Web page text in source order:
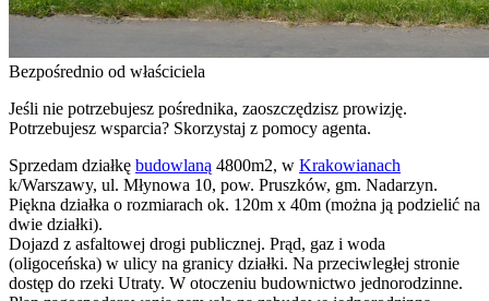
Bezpośrednio od właściciela
Jeśli nie potrzebujesz pośrednika, zaoszczędzisz prowizję.
Potrzebujesz wsparcia? Skorzystaj z pomocy agenta.
Sprzedam działkę budowlaną 4800m2, w Krakowianach
k/Warszawy, ul. Młynowa 10, pow. Pruszków, gm. Nadarzyn.
Piękna działka o rozmiarach ok. 120m x 40m (można ją podzielić na
dwie działki).
Dojazd z asfaltowej drogi publicznej. Prąd, gaz i woda
(oligoceńska) w ulicy na granicy działki. Na przeciwległej stronie
dostęp do rzeki Utraty. W otoczeniu budownictwo jednorodzinne.